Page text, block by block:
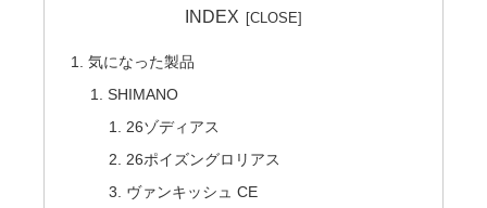
INDEX
気になった製品
SHIMANO
26ゾディアス
26ポイズングロリアス
ヴァンキッシュ CE